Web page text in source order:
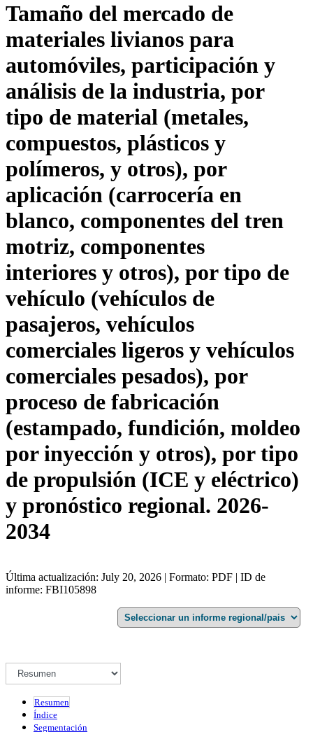
Tamaño del mercado de
materiales livianos para
automóviles, participación y
análisis de la industria, por
tipo de material (metales,
compuestos, plásticos y
polímeros, y otros), por
aplicación (carrocería en
blanco, componentes del tren
motriz, componentes
interiores y otros), por tipo de
vehículo (vehículos de
pasajeros, vehículos
comerciales ligeros y vehículos
comerciales pesados), por
proceso de fabricación
(estampado, fundición, moldeo
por inyección y otros), por tipo
de propulsión (ICE y eléctrico)
y pronóstico regional. 2026-
2034
Última actualización: July 20, 2026 | Formato: PDF | ID de
informe: FBI105898
Resumen
Índice
Segmentación